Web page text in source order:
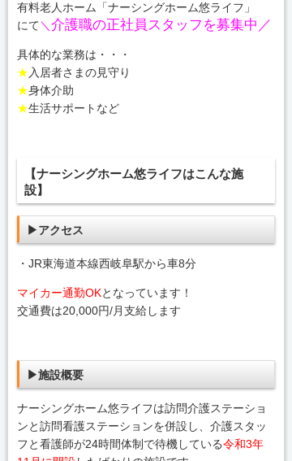
有料老人ホーム「ナーシングホーム悠ライフ」
にて＼介護職の正社員スタッフを募集中／
具体的な業務は・・・
★入居者さまの見守り
★身体介助
★生活サポートなど
【ナーシングホーム悠ライフはこんな施
設】
▶アクセス
・JR東海道本線西岐阜駅から車8分
マイカー通勤OKとなっています！
交通費は20,000円/月支給します
▶施設概要
ナーシングホーム悠ライフは訪問介護ステーショ
ンと訪問看護ステーションを併設し、介護スタッ
フと看護師が24時間体制で待機している令和3年